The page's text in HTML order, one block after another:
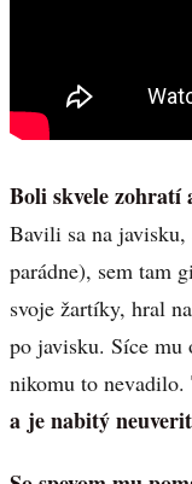
Boli skvele zohratí
Bavili sa na
parádne), sem tam
svoje žartíky, hral
po javisku. Síce mu
nikomu to nevadilo.
a je nabitý